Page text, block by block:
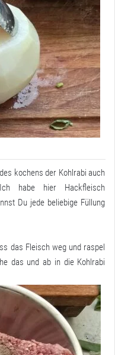
kochens der Kohlrabi auch
habe hier Hackfleisch
Du jede beliebige Füllung
das Fleisch weg und raspel
das und ab in die Kohlrabi